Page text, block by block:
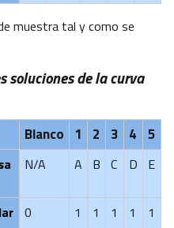
muestra tal y como se
Blanco 1 2 3 4 5
soluciones de la curva
N/A A B C D E
0 1 1 1 1 1